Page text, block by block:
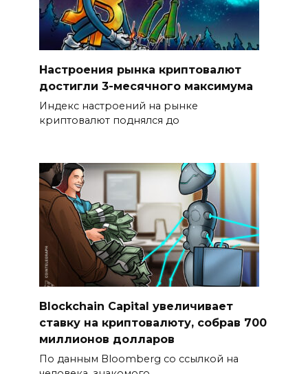
Настроения рынка криптовалют
достигли 3-месячного максимума
Индекс настроений на рынке
криптовалют поднялся до
Blockchain Capital увеличивает
ставку на криптовалюту, собрав 700
миллионов долларов
По данным Bloomberg со ссылкой на